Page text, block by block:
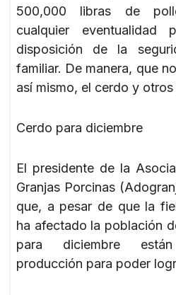
500,000 libras de
cualquier eventualidad
disposición de la
familiar. De manera, que
así mismo, el cerdo y otros
Cerdo para diciembre
El presidente de la
Granjas Porcinas
que, a pesar de que la
ha afectado la población
para diciembre
producción para poder